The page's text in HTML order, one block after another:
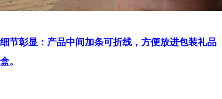
细节彰显：产品中间加条可折线，方便放进包装礼品
盒。